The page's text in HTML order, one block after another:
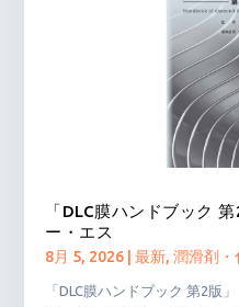
「DLC膜ハンドブック
ー・エス
8月 5, 2026 |最新,潤滑剤・
「DLC膜ハンドブック 第2版